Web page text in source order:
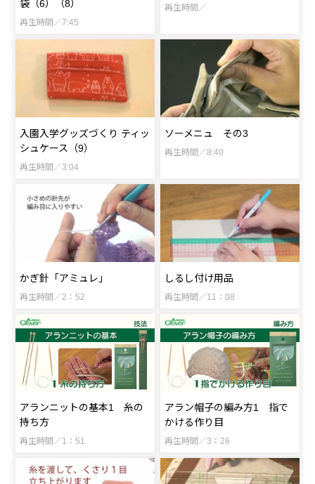
袋（6）（8）
再生時間／7:45
再生時間／
入園入学グッズづくり ティッ
シュケース（9）
再生時間／3:04
ソーメニュ その3
再生時間／8:40
かぎ針「アミュレ」
再生時間／2：52
しるし付け用品
再生時間／11：08
アランニットの基本1 糸の
持ち方
再生時間／1：51
アラン帽子の編み方1 指で
かける作り目
再生時間／3：26